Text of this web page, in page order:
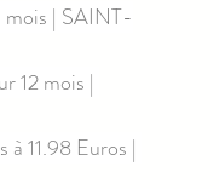
mois | SAINT-
12 mois |
11.98 Euros |